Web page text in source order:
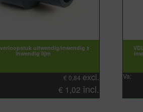
uitwendig/inwendig x
inwendig lijm
€ 0,84 excl.
€ 1,02 incl.
Va: